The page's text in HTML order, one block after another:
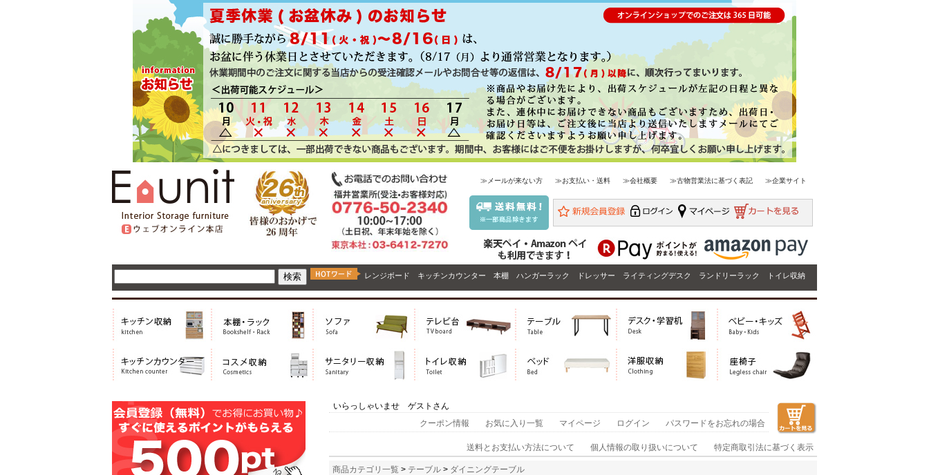
≫メールが来ない方 ≫お支払い・送料 ≫会社概要 ≫古物営業法に基づく表記 ≫企業サイト
レンジボード キッチンカウンター 本棚 ハンガーラック ドレッサー ライティングデスク ランドリーラック トイレ収納
いらっしゃいませ ゲストさん
クーポン情報
お気に入り一覧 マイページ ログイン パスワードをお忘れの場合
送料とお支払い方法について 個人情報の取り扱いについて 特定商取引法に基づく表示
商品カテゴリ一覧 > テーブル > ダイニングテーブル